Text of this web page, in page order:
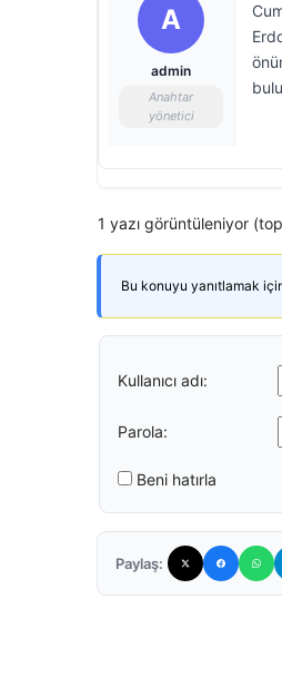
A
admin
Anahtar
yönetici
1 yazı görüntüleniyor
Bu konuyu yanıtlamak
Kullanıcı adı:
Parola:
Beni hatırla
Paylaş: